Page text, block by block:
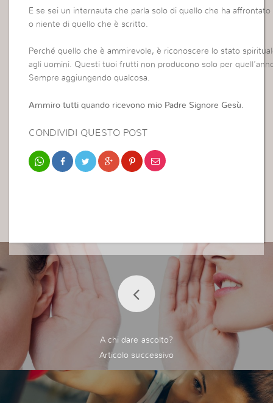
E se sei un internauta che parla solo di quello che ha
o niente di quello che è scritto.
Perché quello che è ammirevole, è riconoscere lo stato
agli uomini. Questi tuoi frutti non producono solo per
Sempre aggiungendo qualcosa.
Ammiro tutti quando ricevono mio Padre Signore Gesù.
CONDIVIDI QUESTO POST
A chi dare ascolto?